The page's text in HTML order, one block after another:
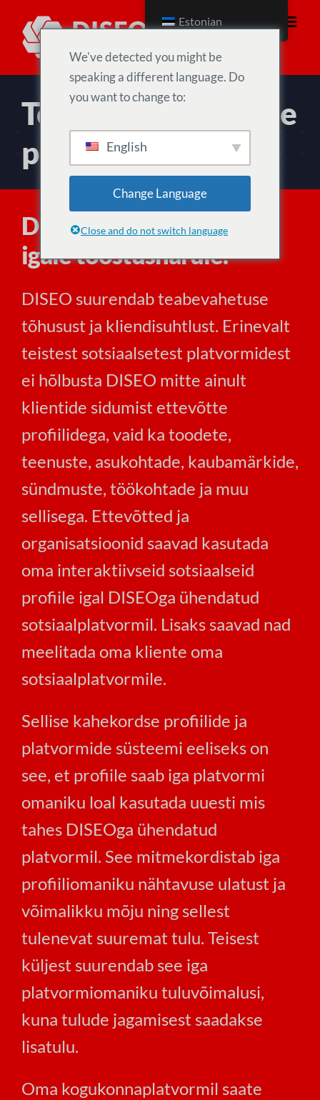
content
Teie enda sotsiaalne
platvorm
DISEO pakub väärtust
igale tööstusharule.
DISEO suurendab teabevahetuse
tõhusust ja kliendisuhtlust. Erinevalt
teistest sotsiaalsetest platvormidest
ei hõlbusta DISEO mitte ainult
klientide sidumist ettevõtte
profiilidega, vaid ka toodete,
teenuste, asukohtade, kaubamärkide,
sündmuste, töökohtade ja muu
sellisega. Ettevõtted ja
organisatsioonid saavad kasutada
oma interaktiivseid sotsiaalseid
profiile igal DISEOga ühendatud
sotsiaalplatvormil. Lisaks saavad nad
meelitada oma kliente oma
sotsiaalplatvormile.
Sellise kahekordse profiilide ja
platvormide süsteemi eeliseks on
see, et profiile saab iga platvormi
omaniku loal kasutada uuesti mis
tahes DISEOga ühendatud
platvormil. See mitmekordistab iga
profiiliomaniku nähtavuse ulatust ja
võimalikku mõju ning sellest
tulenevat suuremat tulu. Teisest
küljest suurendab see iga
platvormiomaniku tuluvõimalusi,
kuna tulude jagamisest saadakse
lisatulu.
Oma kogukonnaplatvormil saate
Estonian
We've detected you might be
speaking a different language. Do
you want to change to:
English
Change Language
Close and do not switch language